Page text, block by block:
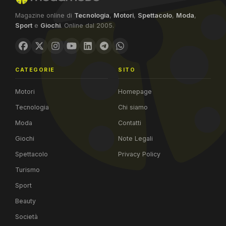
Magazine online di Tecnologia, Motori, Spettacolo, Moda,
Sport e Giochi. Online dal 2005.
CATEGORIE
Motori
Tecnologia
Moda
Giochi
Spettacolo
Turismo
Sport
Beauty
Società
SITO
Homepage
Chi siamo
Contatti
Note Legali
Privacy Policy